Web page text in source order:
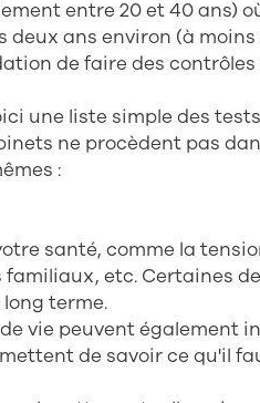
entre 20 et 40 ans)
ans environ (à
de faire des contrôles
une liste simple des
ne procèdent pas
:
santé, comme la
etc. Certaines
terme.
vie peuvent également
de savoir ce qu'il